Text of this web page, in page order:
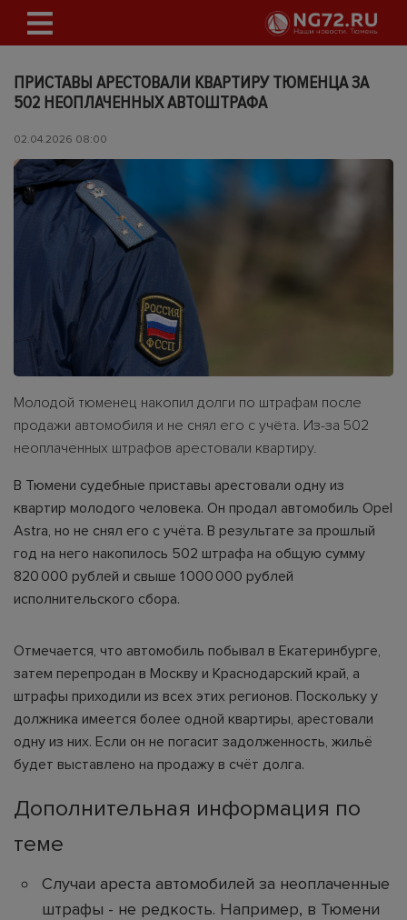
ПРИСТАВЫ АРЕСТОВАЛИ КВАРТИРУ ТЮМЕНЦА ЗА
502 НЕОПЛАЧЕННЫХ АВТОШТРАФА
02.04.2026 08:00
Молодой тюменец накопил долги по штрафам после
продажи автомобиля и не снял его с учёта. Из-за 502
неоплаченных штрафов арестовали квартиру.
В Тюмени судебные приставы арестовали одну из
квартир молодого человека. Он продал автомобиль Opel
Astra, но не снял его с учёта. В результате за прошлый
год на него накопилось 502 штрафа на общую сумму
820 000 рублей и свыше 1 000 000 рублей
исполнительского сбора.
Отмечается, что автомобиль побывал в Екатеринбурге,
затем перепродан в Москву и Краснодарский край, а
штрафы приходили из всех этих регионов. Поскольку у
должника имеется более одной квартиры, арестовали
одну из них. Если он не погасит задолженность, жильё
будет выставлено на продажу в счёт долга.
Дополнительная информация по
теме
Случаи ареста автомобилей за неоплаченные
штрафы - не редкость. Например, в Тюмени